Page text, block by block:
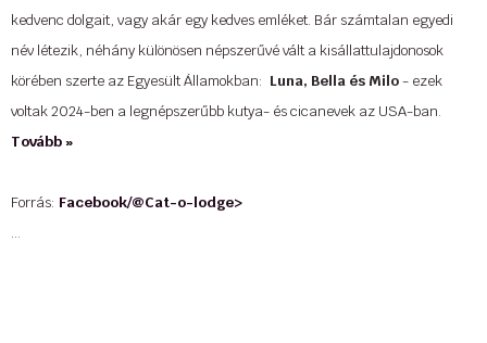
kedvenc dolgait, vagy akár egy kedves emléket. Bár számtalan egyedi
név létezik, néhány különösen népszerűvé vált a kisállattulajdonosok
körében szerte az Egyesült Államokban: Luna, Bella és Milo- ezek
voltak 2024-ben a legnépszerűbb kutya- és cicanevek az USA-ban.
Tovább »
Forrás: Facebook/@Cat-o-lodge>
...